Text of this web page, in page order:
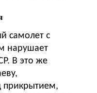
самолет с
нарушает
В это же
прикрытием,